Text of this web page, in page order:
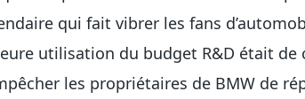
qui fait vibrer les fans
utilisation du budget R&D était de
les propriétaires de BMW de